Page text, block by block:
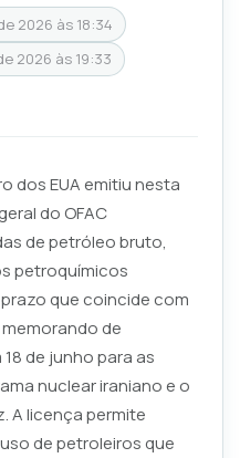
2026 às 18:34
2026 às 19:33
dos EUA emitiu nesta
do OFAC
de petróleo bruto,
petroquímicos
que coincide com
de
de junho para as
nuclear iraniano e o
A licença permite
de petroleiros que